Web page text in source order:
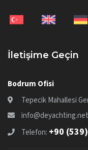
İletişime Geçin
Bodrum Ofisi
Tepecik Mahallesi
info@deyachting.net
Telefon: +90